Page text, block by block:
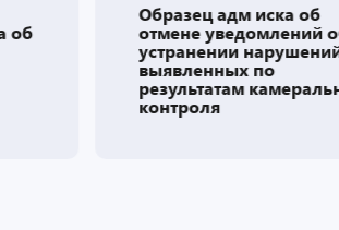
об
Образец адм иска об
отмене уведомлений
устранении
выявленных по
результатам
контроля